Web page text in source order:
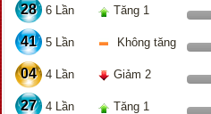
28 6 Lần Tăng 1
41 5 Lần Không tăng
04 4 Lần Giảm 2
27 4 Lần Tăng 1